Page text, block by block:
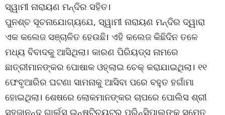
ସ୍ୱାମୀ ନାରାୟଣ ମନ୍ଦିର ସହିତ।
ପୁନଶ୍ଚ ସୂଚନାଯୋଗ୍ୟଯେ, ସ୍ୱାମୀ ନାରାୟଣ ମନ୍ଦିର ଦ୍ୱାରା
ଏକ କଲେଜ ସଞ୍ଚାଳିତ ହେଉଛି। ଏହି କଲେଜ କିଛିଦିନ ତଳେ
ମଧ୍ୟ ବିବାଦକୁ ଆସିଥିଲା। କାରଣ ପିରିୟଡ୍ସ ନାମରେ
ଛାତ୍ରୀମାନଙ୍କର ପୋଷାକ ଓହ୍ଲାଇ ଚେକ୍ କରାଯାଇଥିଲା। ୧୧
ଫେବୃଆରିର ଘଟଣା ସାମନାକୁ ଆସିବା ପରେ ବହୁତ ହଗାଁମା
ହୋଇଥିଲା। ଶେଷରେ ଲୋକମାନଙ୍କର ଚାପରେ ପୋଲିସ ଶ୍ରୀ
ସହଜାନନ୍ଦ ଗାର୍ଲ୍ସ ଇନ୍ଷ୍ଟିଚ୍ୟୁଟର ପ୍ରିନ୍ସିପାଲଙ୍କ ସମେତ